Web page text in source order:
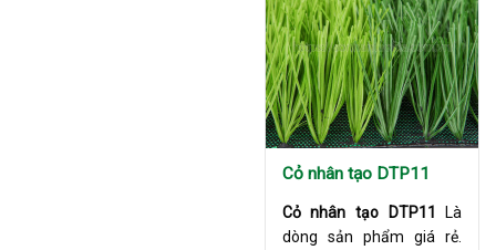
Cỏ nhân tạo DTP11
Cỏ nhân tạo DTP11
Là
dòng sản phẩm giá rẻ.